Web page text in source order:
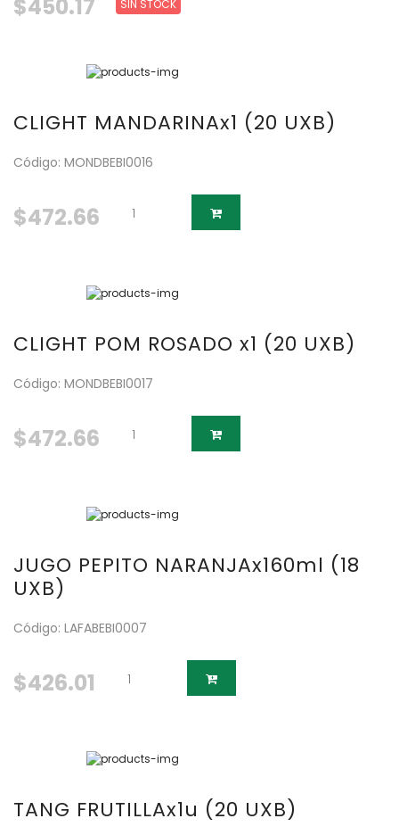
$450.17 SIN STOCK
CLIGHT MANDARINAx1 (20 UXB)
Código: MONDBEBI0016
$472.66
CLIGHT POM ROSADO x1 (20 UXB)
Código: MONDBEBI0017
$472.66
JUGO PEPITO NARANJAx160ml (18
UXB)
Código: LAFABEBI0007
$426.01
TANG FRUTILLAx1u (20 UXB)